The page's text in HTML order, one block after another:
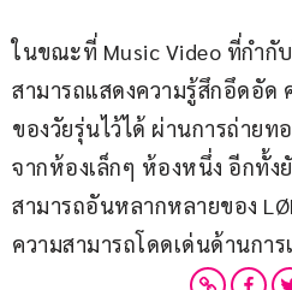
ในขณะที่ Music Video ที่กำกั
สามารถแสดงความรู้สึกอึดอัด
ของวัยรุ่นไว้ได้ ผ่านการถ่ายท
จากห้องเล็กๆ ห้องหนึ่ง อีกทั้ง
สามารถอันหลากหลายของ
ความสามารถโดดเด่นด้านกา